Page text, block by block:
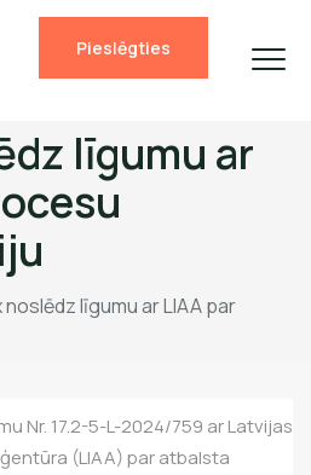
Pieslēgties
līgumu ar
noslēdz līgumu ar LIAA par
Nr. 17.2-5-L-2024/759 ar Latvijas
(LIAA) par atbalsta